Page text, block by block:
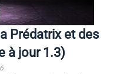
Prédatrix et des
à jour 1.3)